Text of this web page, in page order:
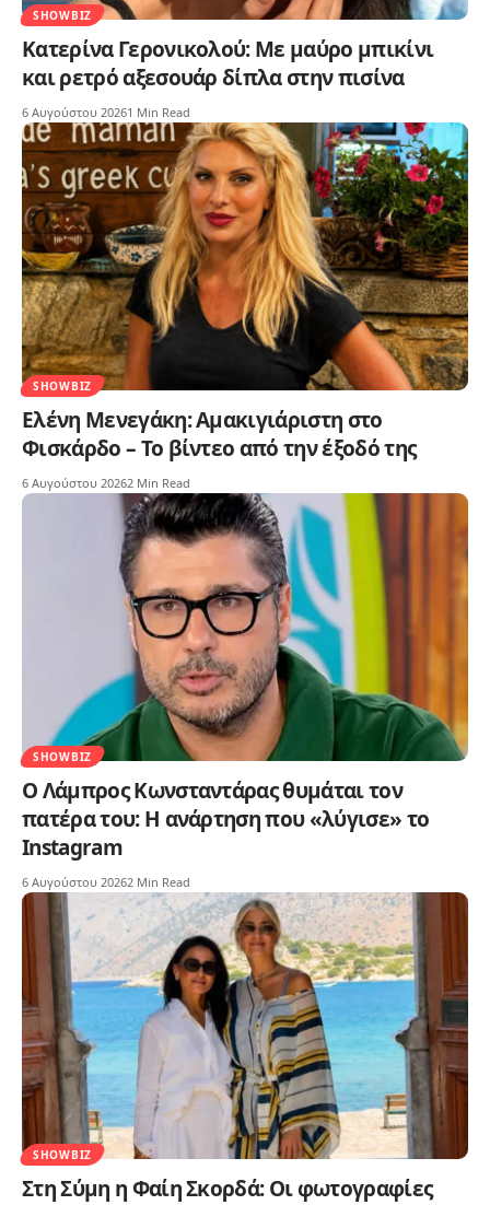
SHOWBIZ
Κατερίνα Γερονικολού: Με μαύρο μπικίνι
και ρετρό αξεσουάρ δίπλα στην πισίνα
6 Αυγούστου 20261 Min Read
SHOWBIZ
Ελένη Μενεγάκη: Αμακιγιάριστη στο
Φισκάρδο – Το βίντεο από την έξοδό της
6 Αυγούστου 20262 Min Read
SHOWBIZ
Ο Λάμπρος Κωνσταντάρας θυμάται τον
πατέρα του: Η ανάρτηση που «λύγισε» το
Instagram
6 Αυγούστου 20262 Min Read
SHOWBIZ
Στη Σύμη η Φαίη Σκορδά: Οι φωτογραφίες